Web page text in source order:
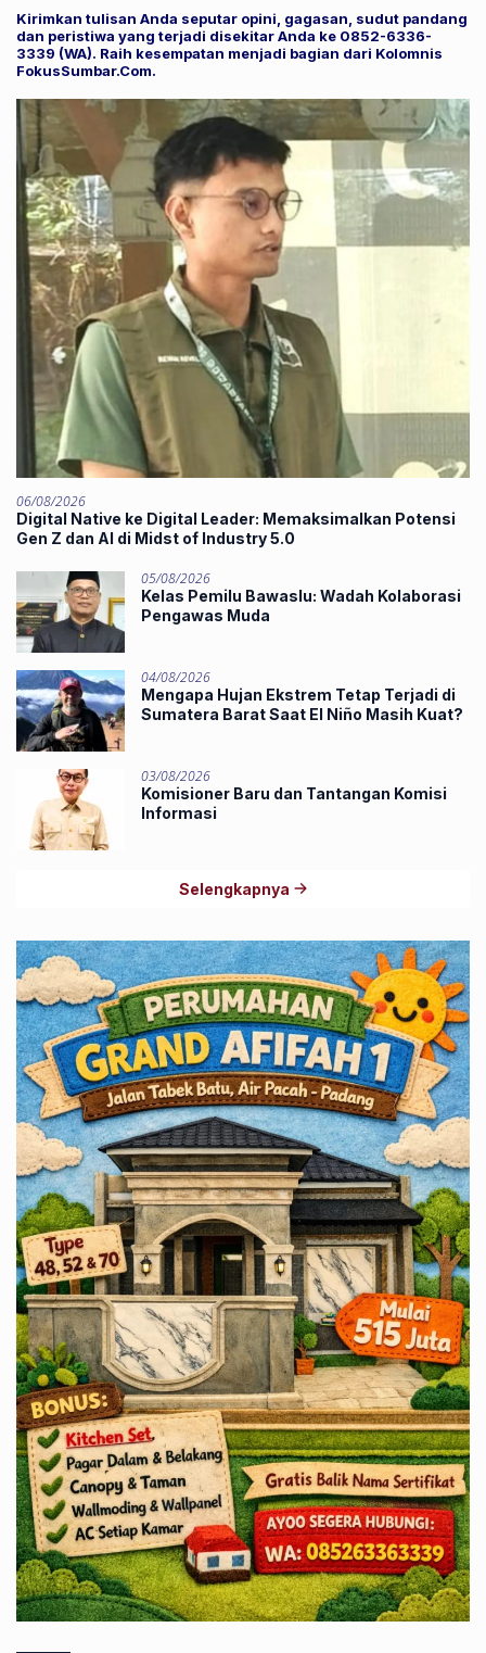
Kirimkan tulisan Anda seputar opini, gagasan, sudut pandang
dan peristiwa yang terjadi disekitar Anda ke 0852-6336-
3339 (WA). Raih kesempatan menjadi bagian dari Kolomnis
FokusSumbar.Com.
06/08/2026
Digital Native ke Digital Leader: Memaksimalkan Potensi
Gen Z dan AI di Midst of Industry 5.0
05/08/2026
Kelas Pemilu Bawaslu: Wadah Kolaborasi
Pengawas Muda
04/08/2026
Mengapa Hujan Ekstrem Tetap Terjadi di
Sumatera Barat Saat El Niño Masih Kuat?
03/08/2026
Komisioner Baru dan Tantangan Komisi
Informasi
Selengkapnya